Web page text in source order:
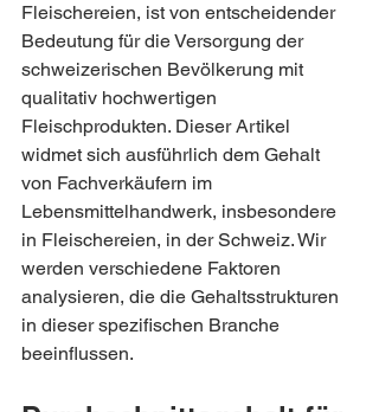
Fleischereien, ist von entscheidender
Bedeutung für die Versorgung der
schweizerischen Bevölkerung mit
qualitativ hochwertigen
Fleischprodukten. Dieser Artikel
widmet sich ausführlich dem Gehalt
von Fachverkäufern im
Lebensmittelhandwerk, insbesondere
in Fleischereien, in der Schweiz. Wir
werden verschiedene Faktoren
analysieren, die die Gehaltsstrukturen
in dieser spezifischen Branche
beeinflussen.